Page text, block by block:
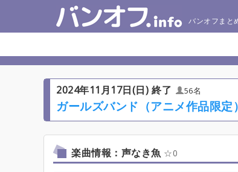
バンオフまと
2024年11月17日(日) 終了 56名
ガールズバンド（アニメ作品限定
楽曲情報：声なき魚 0